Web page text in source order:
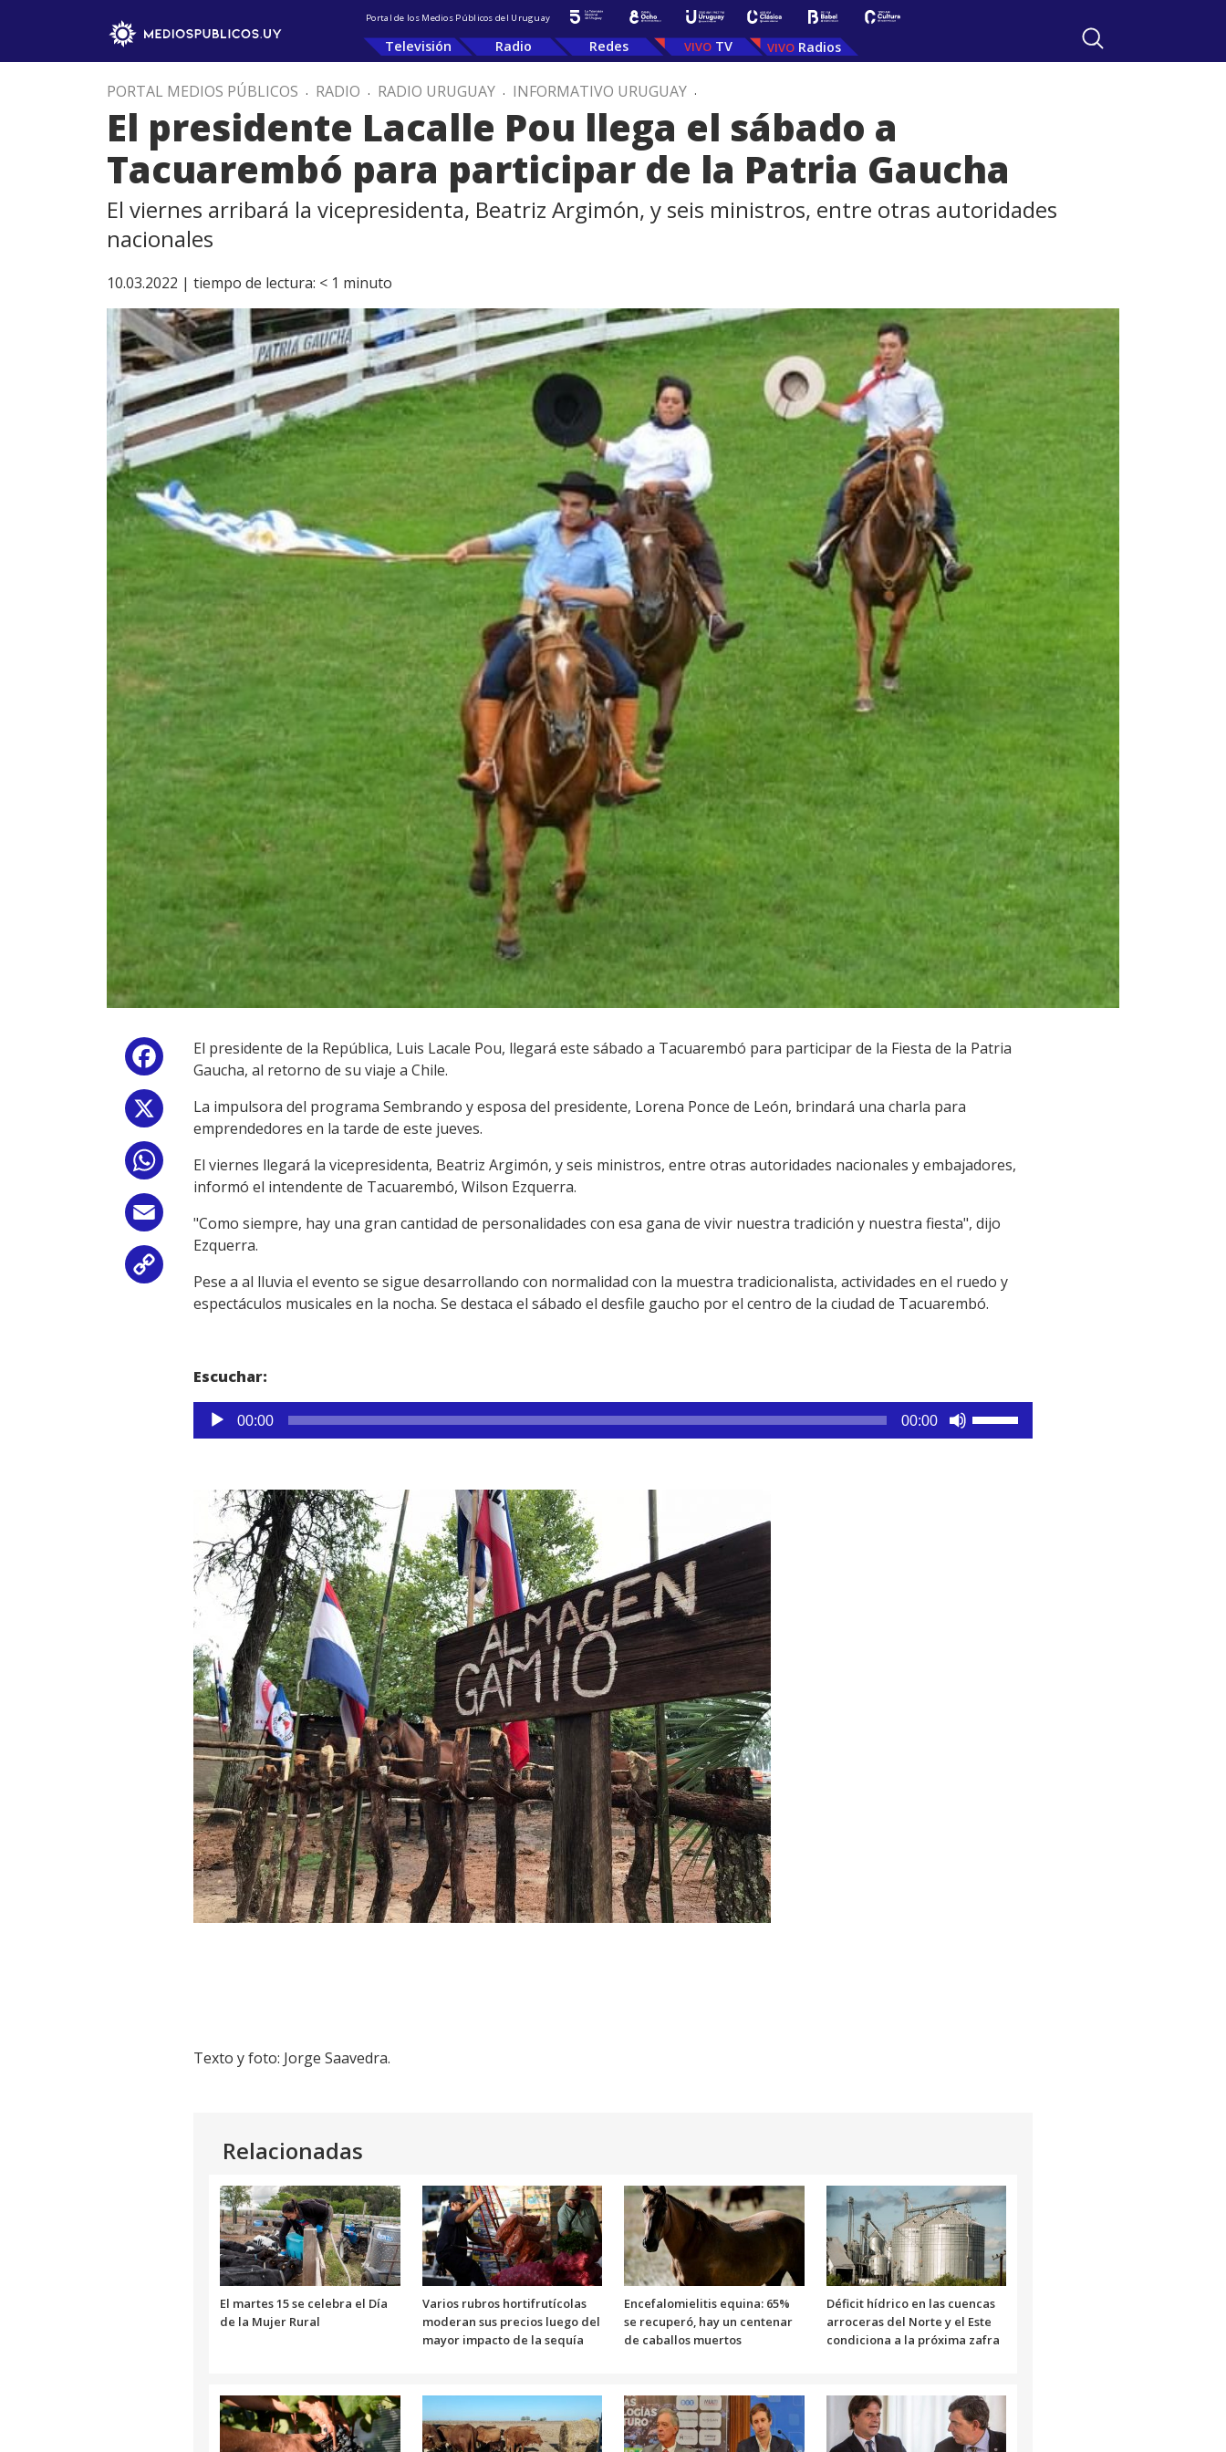
Portal de los Medios Públicos del Uruguay
Televisión Radio Redes TV Radios
PORTAL MEDIOS PÚBLICOS . RADIO . RADIO URUGUAY . INFORMATIVO URUGUAY .
El presidente Lacalle Pou llega el sábado a
Tacuarembó para participar de la Patria Gaucha
El viernes arribará la vicepresidenta, Beatriz Argimón, y seis ministros, entre otras autoridades
nacionales
10.03.2022 | tiempo de lectura: < 1 minuto
Facebook
WhatsApp
Email
Link
El presidente de la República, Luis Lacale Pou, llegará este sábado a Tacuarembó para participar de la Fiesta de la Patria
Gaucha, al retorno de su viaje a Chile.
La impulsora del programa Sembrando y esposa del presidente, Lorena Ponce de León, brindará una charla para
emprendedores en la tarde de este jueves.
El viernes llegará la vicepresidenta, Beatriz Argimón, y seis ministros, entre otras autoridades nacionales y embajadores,
informó el intendente de Tacuarembó, Wilson Ezquerra.
"Como siempre, hay una gran cantidad de personalidades con esa gana de vivir nuestra tradición y nuestra fiesta", dijo
Ezquerra.
Pese a al lluvia el evento se sigue desarrollando con normalidad con la muestra tradicionalista, actividades en el ruedo y
espectáculos musicales en la nocha. Se destaca el sábado el desfile gaucho por el centro de la ciudad de Tacuarembó.
Escuchar:
Reproductor
de
00:00 00:00
Texto y foto: Jorge Saavedra.
Relacionadas
El martes 15 se celebra el Día
de la Mujer Rural
Varios rubros hortifrutícolas
moderan sus precios luego del
mayor impacto de la sequía
Encefalomielitis equina: 65%
se recuperó, hay un centenar
de caballos muertos
Déficit hídrico en las cuencas
arroceras del Norte y el Este
condiciona a la próxima zafra